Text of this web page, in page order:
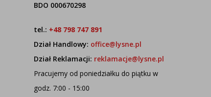
BDO 000670298
tel.: +48 798 747 891
Dział Handlowy: office@lysne.pl
Dział Reklamacji: reklamacje@lysne.pl
Pracujemy od poniedziałku do piątku w
godz. 7:00 - 15:00